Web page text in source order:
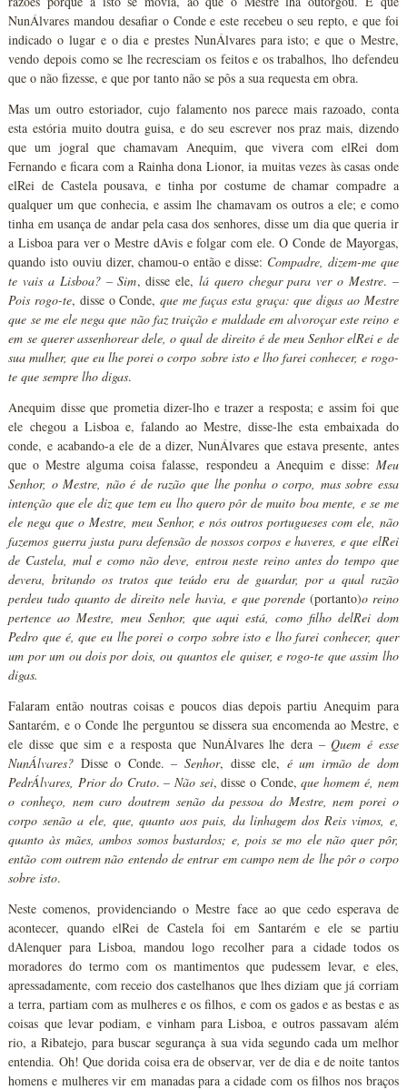
NunÁlvares mandou desafiar o Conde e este recebeu o seu repto, e que foi
indicado o lugar e o dia e prestes NunÁlvares para isto; e que o Mestre,
vendo depois como se lhe recresciam os feitos e os trabalhos, lho defendeu
que o não fizesse, e que por tanto não se pôs a sua requesta em obra.
Mas um outro estoriador, cujo falamento nos parece mais razoado, conta
esta estória muito doutra guisa, e do seu escrever nos praz mais, dizendo
que um jogral que chamavam Anequim, que vivera com elRei dom
Fernando e ficara com a Rainha dona Lionor, ia muitas vezes às casas onde
elRei de Castela pousava, e tinha por costume de chamar compadre a
qualquer um que conhecia, e assim lhe chamavam os outros a ele; e como
tinha em usança de andar pela casa dos senhores, disse um dia que queria ir
a Lisboa para ver o Mestre dAvis e folgar com ele. O Conde de Mayorgas,
quando isto ouviu dizer, chamou-o então e disse: Compadre, dizem-me que
te vais a Lisboa? – Sim, disse ele, lá quero chegar para ver o Mestre. –
Pois rogo-te, disse o Conde, que me faças esta graça: que digas ao Mestre
que se me ele nega que não faz traição e maldade em alvoroçar este reino e
em se querer assenhorear dele, o qual de direito é de meu Senhor elRei e de
sua mulher, que eu lhe porei o corpo sobre isto e lho farei conhecer, e rogo-
te que sempre lho digas.
Anequim disse que prometia dizer-lho e trazer a resposta; e assim foi que
ele chegou a Lisboa e, falando ao Mestre, disse-lhe esta embaixada do
conde, e acabando-a ele de a dizer, NunÁlvares que estava presente, antes
que o Mestre alguma coisa falasse, respondeu a Anequim e disse: Meu
Senhor, o Mestre, não é de razão que lhe ponha o corpo, mas sobre essa
intenção que ele diz que tem eu lho quero pôr de muito boa mente, e se me
ele nega que o Mestre, meu Senhor, e nós outros portugueses com ele, não
fazemos guerra justa para defensão de nossos corpos e haveres, e que elRei
de Castela, mal e como não deve, entrou neste reino antes do tempo que
devera, britando os tratos que teúdo era de guardar, por a qual razão
perdeu tudo quanto de direito nele havia, e que porende (portanto)o reino
pertence ao Mestre, meu Senhor, que aqui está, como filho delRei dom
Pedro que é, que eu lhe porei o corpo sobre isto e lho farei conhecer, quer
um por um ou dois por dois, ou quantos ele quiser, e rogo-te que assim lho
digas.
Falaram então noutras coisas e poucos dias depois partiu Anequim para
Santarém, e o Conde lhe perguntou se dissera sua encomenda ao Mestre, e
ele disse que sim e a resposta que NunÁlvares lhe dera –Quem é esse
NunÁlvares? Disse o Conde. – Senhor, disse ele, é um irmão de dom
PedrÁlvares, Prior do Crato. – Não sei, disse o Conde,que homem é, nem
o conheço, nem curo doutrem senão da pessoa do Mestre, nem porei o
corpo senão a ele, que, quanto aos pais, da linhagem dos Reis vimos, e,
quanto às mães, ambos somos bastardos; e, pois se mo ele não quer pôr,
então com outrem não entendo de entrar em campo nem de lhe pôr o corpo
sobre isto.
Neste comenos, providenciando o Mestre face ao que cedo esperava de
acontecer, quando elRei de Castela foi em Santarém e ele se partiu
dAlenquer para Lisboa, mandou logo recolher para a cidade todos os
moradores do termo com os mantimentos que pudessem levar, e eles,
apressadamente, com receio dos castelhanos que lhes diziam que já corriam
a terra, partiam com as mulheres e os filhos, e com os gados e as bestas e as
coisas que levar podiam, e vinham para Lisboa, e outros passavam além
rio, a Ribatejo, para buscar segurança à sua vida segundo cada um melhor
entendia. Oh! Que dorida coisa era de observar, ver de dia e de noite tantos
homens e mulheres vir em manadas para a cidade com os filhos nos braços